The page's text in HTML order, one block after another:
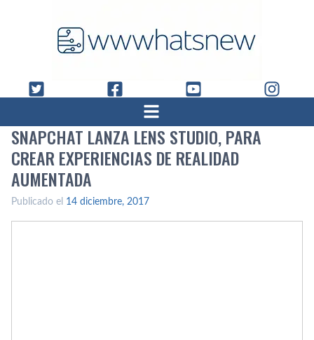
SNAPCHAT LANZA LENS STUDIO, PARA
CREAR EXPERIENCIAS DE REALIDAD
AUMENTADA
Publicado el 14 diciembre, 2017